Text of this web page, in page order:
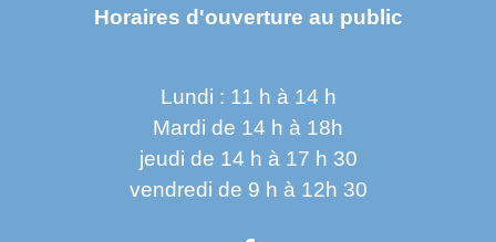
Horaires d'ouverture au public
Lundi : 11 h à 14 h
Mardi de 14 h à 18h
jeudi de 14 h à 17 h 30
vendredi de 9 h à 12h 30